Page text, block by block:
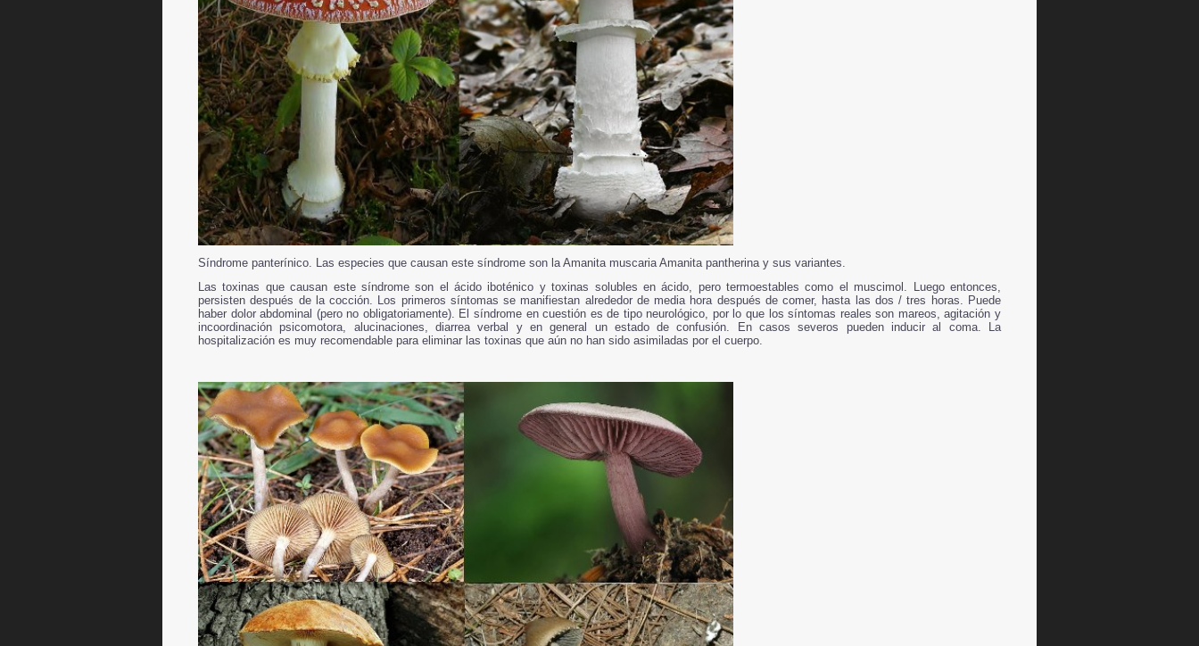
Síndrome panterínico. Las especies que causan este síndrome son la Amanita muscaria Amanita pantherina y sus variantes.
Las toxinas que causan este síndrome son el ácido iboténico y toxinas solubles en ácido, pero termoestables como el muscimol. Luego entonces,
persisten después de la cocción. Los primeros síntomas se manifiestan alrededor de media hora después de comer, hasta las dos / tres horas. Puede
haber dolor abdominal (pero no obligatoriamente). El síndrome en cuestión es de tipo neurológico, por lo que los síntomas reales son mareos, agitación y
incoordinación psicomotora, alucinaciones, diarrea verbal y en general un estado de confusión. En casos severos pueden inducir al coma. La
hospitalización es muy recomendable para eliminar las toxinas que aún no han sido asimiladas por el cuerpo.